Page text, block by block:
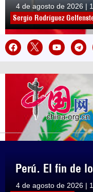
4 de agosto de 2026 |
Sergio Rodríguez
Perú. El fin de
4 de agosto de 2026 |